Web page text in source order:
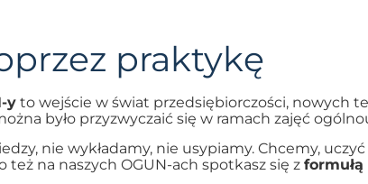
praktykę
y to wejście w świat przedsiębiorczości, nowych
było przyzwyczaić się w ramach zajęć
nie wykładamy, nie usypiamy. Chcemy,
na naszych OGUN-ach spotkasz się z